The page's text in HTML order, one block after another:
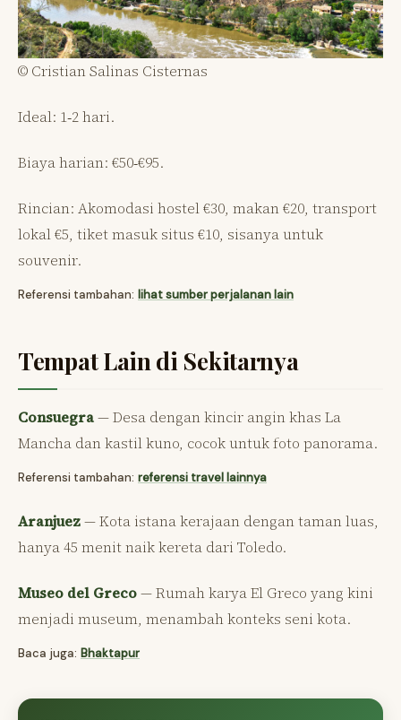
© Cristian Salinas Cisternas
Ideal: 1‑2 hari.
Biaya harian: €50‑€95.
Rincian: Akomodasi hostel €30, makan €20, transport
lokal €5, tiket masuk situs €10, sisanya untuk
souvenir.
Referensi tambahan: lihat sumber perjalanan lain
Tempat Lain di Sekitarnya
Consuegra— Desa dengan kincir angin khas La
Mancha dan kastil kuno, cocok untuk foto panorama.
Referensi tambahan: referensi travel lainnya
Aranjuez— Kota istana kerajaan dengan taman luas,
hanya 45 menit naik kereta dari Toledo.
Museo del Greco— Rumah karya El Greco yang kini
menjadi museum, menambah konteks seni kota.
Baca juga: Bhaktapur